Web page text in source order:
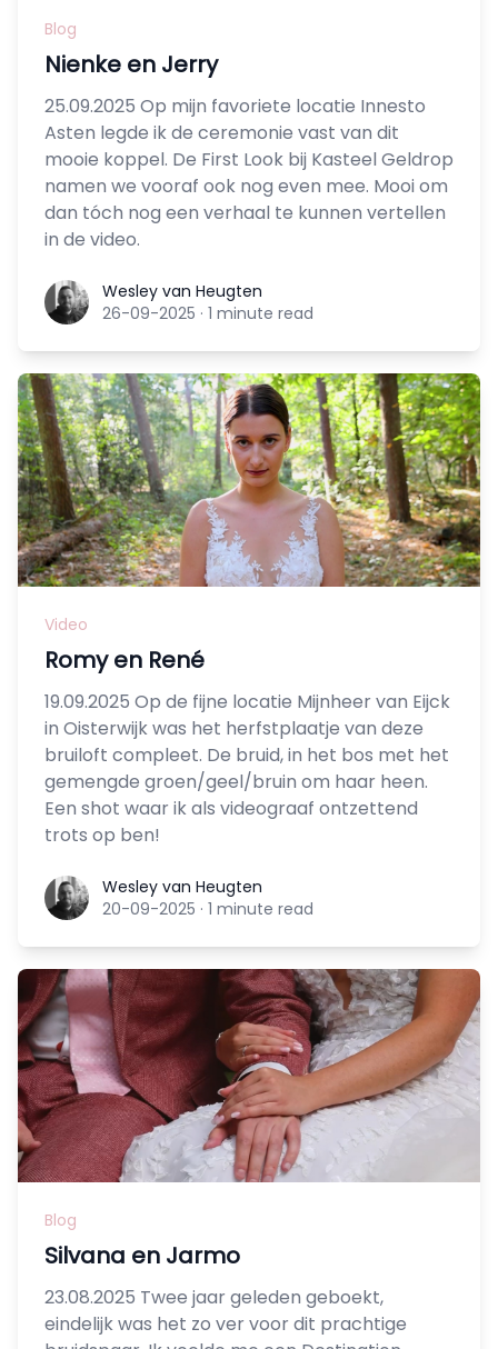
Blog
Nienke en Jerry
25.09.2025 Op mijn favoriete locatie Innesto
Asten legde ik de ceremonie vast van dit
mooie koppel. De First Look bij Kasteel Geldrop
namen we vooraf ook nog even mee. Mooi om
dan tóch nog een verhaal te kunnen vertellen
in de video.
Wesley van Heugten
Wesley van Heugten
26-09-2025 · 1 minute read
Video
Romy en René
19.09.2025 Op de fijne locatie Mijnheer van Eijck
in Oisterwijk was het herfstplaatje van deze
bruiloft compleet. De bruid, in het bos met het
gemengde groen/geel/bruin om haar heen.
Een shot waar ik als videograaf ontzettend
trots op ben!
Wesley van Heugten
Wesley van Heugten
20-09-2025 · 1 minute read
Blog
Silvana en Jarmo
23.08.2025 Twee jaar geleden geboekt,
eindelijk was het zo ver voor dit prachtige